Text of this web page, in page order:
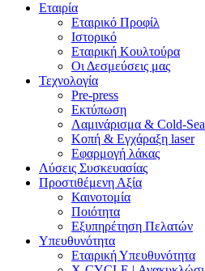
Εταιρία
Εταιρικό Προφίλ
Ιστορικό
Εταιρική Κουλτούρα
Οι Δεσμεύσεις μας
Τεχνολογία
Pre-press
Εκτύπωση
Λαμινάρισμα & Cold-
Κοπή & Εγχάραξη laser
Εφαρμογή λάκας
Λύσεις Συσκευασίας
Προστιθέμενη Αξία
Καινοτομία
Ποιότητα
Εξυπηρέτηση Πελατών
Υπευθυνότητα
Εταιρική Υπευθυνότητα